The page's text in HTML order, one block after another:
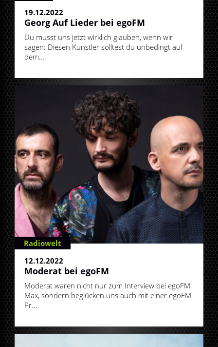
19.12.2022
Georg Auf Lieder bei egoFM
Du musst uns jetzt wirklich glauben, wenn wir
sagen: Diesen Künstler solltest du unbedingt auf
dem...
Radiowelt
12.12.2022
Moderat bei egoFM
Moderat waren nicht nur zum Interview bei egoFM
Max, sondern beglücken uns auch mit einer egoFM
Pr...